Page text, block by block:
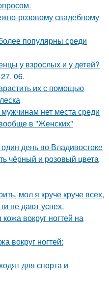
розовому свадебному
популярны среди
у взрослых и у детей?
06.
их с помощью
нет места среди
в "Женских"
день во Владивостоке
чёрный и розовый цвета
мол я круче круче всех,
не дают успех.
вокруг ногтей на
вокруг ногтей:
для спорта и